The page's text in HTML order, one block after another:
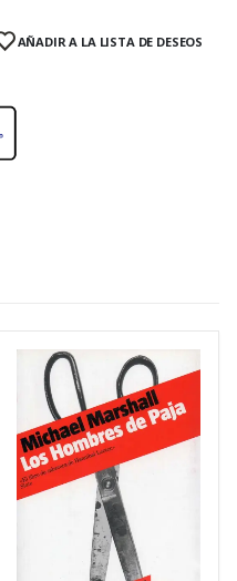
AÑADIR A LA LISTA DE DESEOS